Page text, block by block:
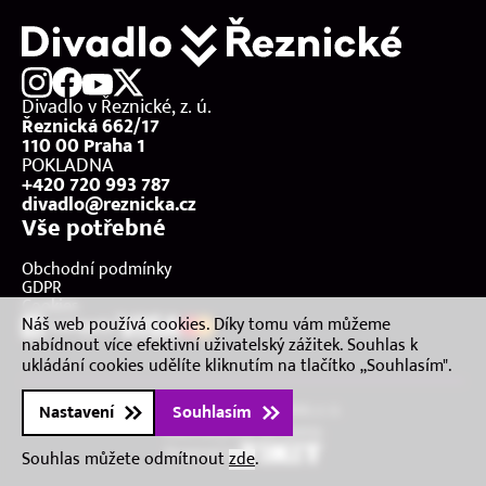
Divadlo v Řeznické, z. ú.
Řeznická 662/17
110 00 Praha 1
POKLADNA
+420 720 993 787
divadlo@reznicka.cz
Vše potřebné
Obchodní podmínky
GDPR
Cookies
2026 © Divadlo v Řeznické, z. ú.
Všechna práva vyhrazena.
Powered by
Náš web používá cookies. Díky tomu vám můžeme
nabídnout více efektivní uživatelský zážitek. Souhlas k
ukládání cookies udělíte kliknutím na tlačítko „Souhlasím".
Nastavení
Souhlasím
Souhlas můžete odmítnoutzde.